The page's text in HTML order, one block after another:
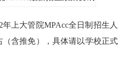
年上大管院MPAcc全日制招生人
（含推免），具体请以学校正式